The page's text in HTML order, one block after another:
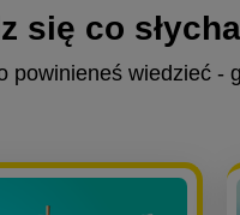
się co
powinieneś wiedzieć -